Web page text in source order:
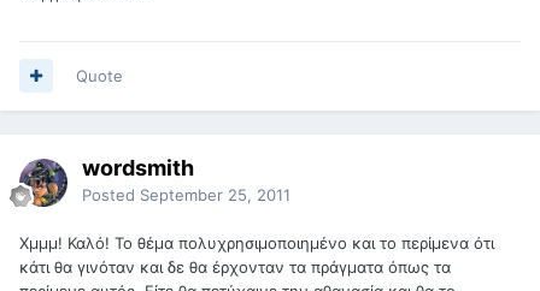
Quote
wordsmith
Posted September 25, 2011
Χμμμ! Καλό! Το θέμα πολυχρησιμοποιημένο και το περίμενα ότι
κάτι θα γινόταν και δε θα έρχονταν τα πράγματα όπως τα